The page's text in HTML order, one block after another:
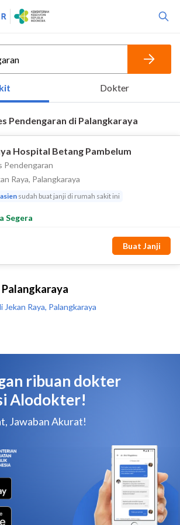
Raya, Palangkaraya